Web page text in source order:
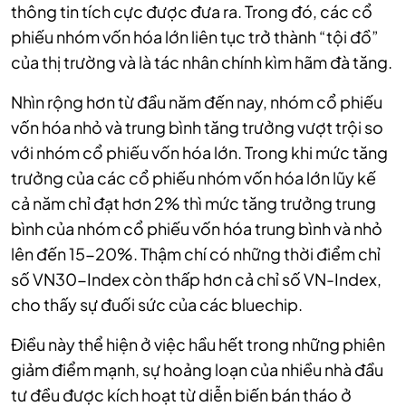
thông tin tích cực được đưa ra. Trong đó, các cổ
phiếu nhóm vốn hóa lớn liên tục trở thành “tội đồ”
của thị trường và là tác nhân chính kìm hãm đà tăng.
Nhìn rộng hơn từ đầu năm đến nay, nhóm cổ phiếu
vốn hóa nhỏ và trung bình tăng trưởng vượt trội so
với nhóm cổ phiếu vốn hóa lớn. Trong khi mức tăng
trưởng của các cổ phiếu nhóm vốn hóa lớn lũy kế
cả năm chỉ đạt hơn 2% thì mức tăng trưởng trung
bình của nhóm cổ phiếu vốn hóa trung bình và nhỏ
lên đến 15-20%. Thậm chí có những thời điểm chỉ
số VN30-Index còn thấp hơn cả chỉ số VN-Index,
cho thấy sự đuối sức của các bluechip.
Điều này thể hiện ở việc hầu hết trong những phiên
giảm điểm mạnh, sự hoảng loạn của nhiều nhà đầu
tư đều được kích hoạt từ diễn biến bán tháo ở